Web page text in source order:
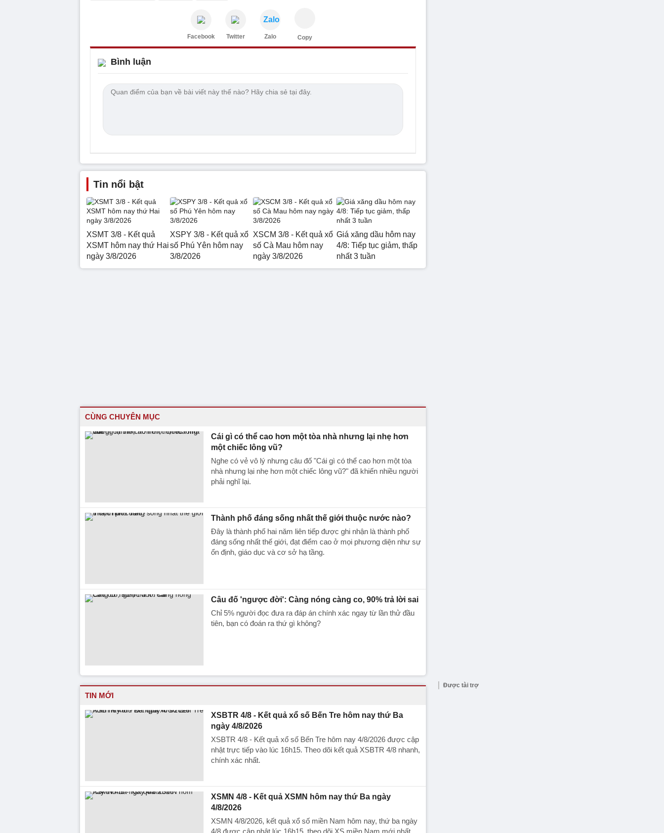
Facebook Twitter
Zalo
Zalo Copy
Bình luận
Tin nổi bật
XSMT 3/8 - Kết quả
XSMT hôm nay thứ Hai
ngày 3/8/2026
XSPY 3/8 - Kết quả xổ
số Phú Yên hôm nay
3/8/2026
XSCM 3/8 - Kết quả xổ
số Cà Mau hôm nay
ngày 3/8/2026
Giá xăng dầu hôm nay
4/8: Tiếp tục giảm, thấp
nhất 3 tuần
CÙNG CHUYÊN MỤC
Cái gì có thể cao hơn một tòa nhà nhưng lại nhẹ hơn
một chiếc lông vũ?
Nghe có vẻ vô lý nhưng câu đố "Cái gì có thể cao hơn một tòa
nhà nhưng lại nhẹ hơn một chiếc lông vũ?" đã khiến nhiều người
phải nghĩ lại.
Thành phố đáng sống nhất thế giới thuộc nước nào?
Đây là thành phố hai năm liên tiếp được ghi nhận là thành phố
đáng sống nhất thế giới, đạt điểm cao ở mọi phương diện như sự
ổn định, giáo dục và cơ sở hạ tầng.
Câu đố 'ngược đời': Càng nóng càng co, 90% trả lời sai
Chỉ 5% người đọc đưa ra đáp án chính xác ngay từ lần thử đầu
tiên, bạn có đoán ra thứ gì không?
TIN MỚI
XSBTR 4/8 - Kết quả xổ số Bến Tre hôm nay thứ Ba
ngày 4/8/2026
XSBTR 4/8 - Kết quả xổ số Bến Tre hôm nay 4/8/2026 được cập
nhật trực tiếp vào lúc 16h15. Theo dõi kết quả XSBTR 4/8 nhanh,
chính xác nhất.
XSMN 4/8 - Kết quả XSMN hôm nay thứ Ba ngày
4/8/2026
XSMN 4/8/2026, kết quả xổ số miền Nam hôm nay, thứ ba ngày
4/8 được cập nhật lúc 16h15, theo dõi XS miền Nam mới nhất,
Được tài trợ